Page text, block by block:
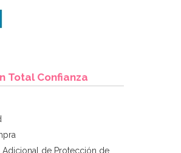
Total Confianza
Adicional de Protección de